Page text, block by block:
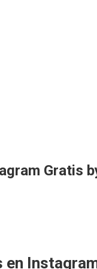
Gratis